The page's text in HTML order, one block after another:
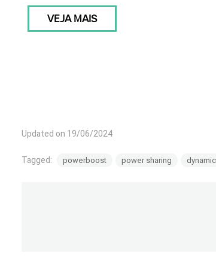
VEJA MAIS
Updated on 19/06/2024
Tagged: powerboost power sharing